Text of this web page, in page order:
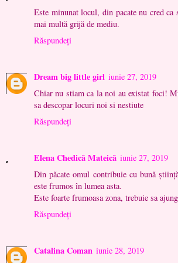
Este minunat locul, din pacate nu cred ca
mai multă grijă de mediu.
Răspundeți
Dream big little girl iunie 27, 2019
Chiar nu stiam ca la noi au existat foci!
sa descopar locuri noi si nestiute
Răspundeți
Elena Chedică Mateică iunie 27, 2019
Din păcate omul contribuie cu bună
este frumos în lumea asta.
Este foarte frumoasa zona, trebuie sa
Răspundeți
Catalina Coman iunie 28, 2019